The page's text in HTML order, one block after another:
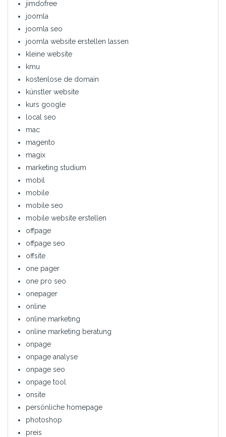
jimdofree
joomla
joomla seo
joomla website erstellen lassen
kleine website
kmu
kostenlose de domain
künstler website
kurs google
local seo
mac
magento
magix
marketing studium
mobil
mobile
mobile seo
mobile website erstellen
offpage
offpage seo
offsite
one pager
one pro seo
onepager
online
online marketing
online marketing beratung
onpage
onpage analyse
onpage seo
onpage tool
onsite
persönliche homepage
photoshop
preis